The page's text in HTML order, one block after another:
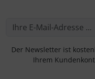
Der Newsletter ist
Ihrem